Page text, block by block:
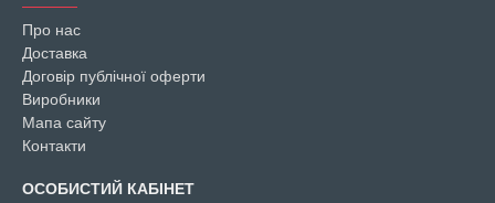
Про нас
Доставка
Договір публічної оферти
Виробники
Мапа сайту
Контакти
ОСОБИСТИЙ КАБІНЕТ